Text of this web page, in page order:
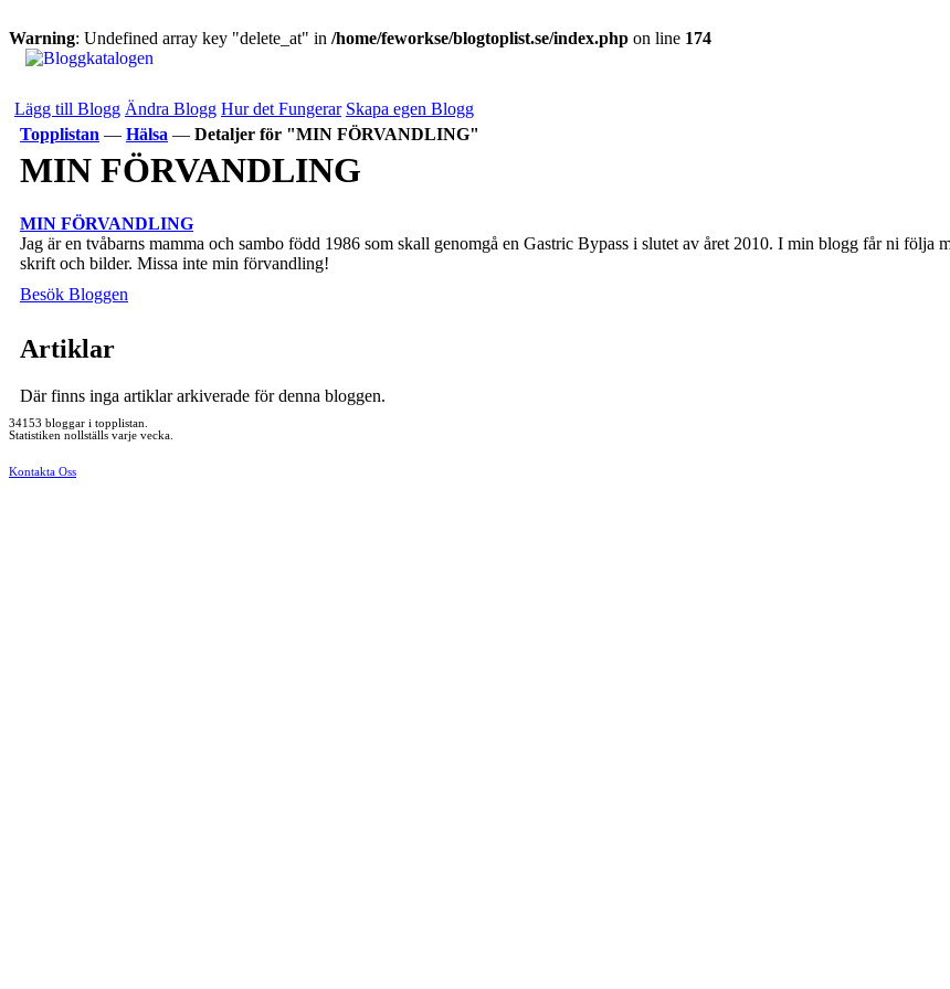
Warning: Undefined array key "delete_at" in /home/feworkse/blogtoplist.se/index.php on line 174
Lägg till Blogg Ändra Blogg Hur det Fungerar Skapa egen Blogg
Topplistan — Hälsa — Detaljer för "MIN FÖRVANDLING"
MIN FÖRVANDLING
MIN FÖRVANDLING
Jag är en tvåbarns mamma och sambo född 1986 som skall genomgå en Gastric Bypass i slutet av året 2010. I min blogg får ni följa
skrift och bilder. Missa inte min förvandling!
Besök Bloggen
Artiklar
Där finns inga artiklar arkiverade för denna bloggen.
34153 bloggar i topplistan.
Statistiken nollställs varje vecka.
Kontakta Oss